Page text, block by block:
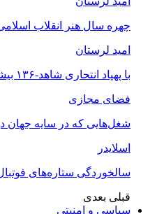
چهره سال هنر انقلاب
امید لرستان
با پهپاد انتحاری شاهد-۱۳۶ بیشتر آشنا شوید
فضای مجازی
شغل‌‌هایی که در سایه جهان
اسلایدر
سالخوردگی ستاره‌های
قبلی بعدی
سیاسی و امنیتی